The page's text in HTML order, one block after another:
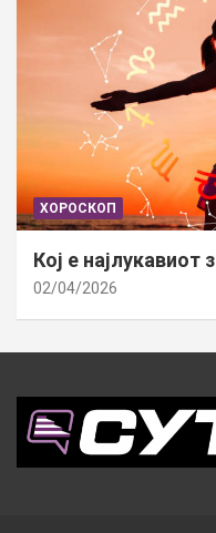
ХОРОСКОП
Кој е најлукавиот
02/04/2026